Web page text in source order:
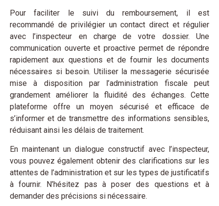
Pour faciliter le suivi du remboursement, il est
recommandé de privilégier un contact direct et régulier
avec l’inspecteur en charge de votre dossier. Une
communication ouverte et proactive permet de répondre
rapidement aux questions et de fournir les documents
nécessaires si besoin. Utiliser la messagerie sécurisée
mise à disposition par l’administration fiscale peut
grandement améliorer la fluidité des échanges. Cette
plateforme offre un moyen sécurisé et efficace de
s’informer et de transmettre des informations sensibles,
réduisant ainsi les délais de traitement.
En maintenant un dialogue constructif avec l’inspecteur,
vous pouvez également obtenir des clarifications sur les
attentes de l’administration et sur les types de justificatifs
à fournir. N’hésitez pas à poser des questions et à
demander des précisions si nécessaire.